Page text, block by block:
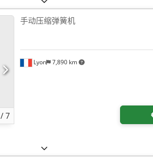
/7
Lyon 7,890 km
手动压缩弹簧机